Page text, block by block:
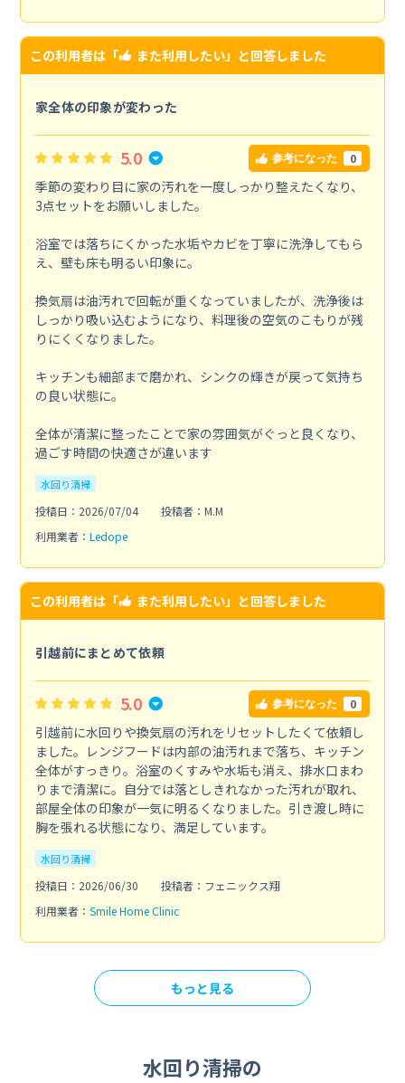
この利用者は「 また利用したい」と回答しました
家全体の印象が変わった
5.0 参考になった 0
季節の変わり目に家の汚れを一度しっかり整えたくなり、
3点セットをお願いしました。
浴室では落ちにくかった水垢やカビを丁寧に洗浄してもら
え、壁も床も明るい印象に。
換気扇は油汚れで回転が重くなっていましたが、洗浄後は
しっかり吸い込むようになり、料理後の空気のこもりが残
りにくくなりました。
キッチンも細部まで磨かれ、シンクの輝きが戻って気持ち
の良い状態に。
全体が清潔に整ったことで家の雰囲気がぐっと良くなり、
過ごす時間の快適さが違います
水回り清掃
投稿日：2026/07/04
投稿者：M.M
利用業者： Ledope
この利用者は「 また利用したい」と回答しました
引越前にまとめて依頼
5.0 参考になった 0
引越前に水回りや換気扇の汚れをリセットしたくて依頼し
ました。レンジフードは内部の油汚れまで落ち、キッチン
全体がすっきり。浴室のくすみや水垢も消え、排水口まわ
りまで清潔に。自分では落としきれなかった汚れが取れ、
部屋全体の印象が一気に明るくなりました。引き渡し時に
胸を張れる状態になり、満足しています。
水回り清掃
投稿日：2026/06/30
投稿者：フェニックス翔
利用業者： Smile Home Clinic
もっと見る
水回り清掃の